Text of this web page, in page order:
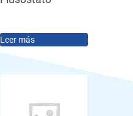
Leer más